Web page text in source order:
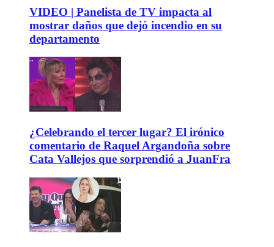
VIDEO | Panelista de TV impacta al
mostrar daños que dejó incendio en su
departamento
¿Celebrando el tercer lugar? El irónico
comentario de Raquel Argandoña sobre
Cata Vallejos que sorprendió a JuanFra